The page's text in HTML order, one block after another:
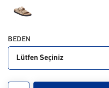
BEDEN
Lütfen Seçiniz